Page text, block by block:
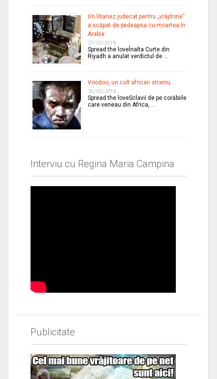
Un libanez judecat pentru „vrăjitorie”
a scăpat de pedeapsa cu moartea în
Arabia
31/05/2018
Spread the loveÎnalta Curte din
Riyadh a anulat verdictul de …
Voodoo, un cult african straniu
30/05/2018
Spread the loveSclavii de pe corăbiile
care veneau din Africa, …
Interviu cu Regina Maria Campina
Publicitate